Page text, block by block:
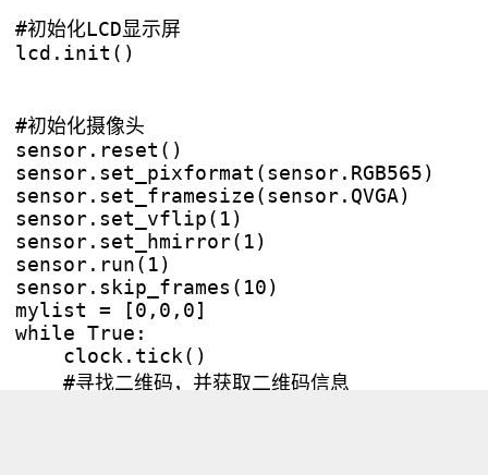
#初始化LCD显示屏
lcd.init()
#初始化摄像头
sensor.reset()
sensor.set_pixformat(sensor.RGB565)
sensor.set_framesize(sensor.QVGA)
sensor.set_vflip(1)
sensor.set_hmirror(1)
sensor.run(1)
sensor.skip_frames(10)
mylist = [0,0,0]
while True:
    clock.tick()
    #寻找二维码，并获取二维码信息